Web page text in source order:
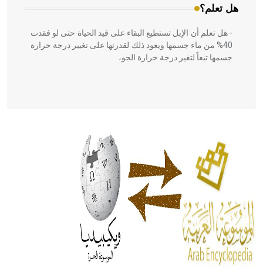
هل تعلم؟
- هل تعلم أن الإبل تستطيع البقاء على قيد الحياة حتى لو فقدت
40% من ماء جسمها ويعود ذلك لقدرتها على تغيير درجة حرارة
جسمها تبعاً لتغير درجة حرارة الجو،
الحكم، الأدلة، تنظيم التغذية، ورسالته في جروح الرأس. ويعود
له الفضل بأنه حرر الطب من الدين والفلسفة.
- هل تعلم أن المرجان إفراز حيواني يتكون في البحر ويتركب
من مادة كربونات الكلسيوم، وهو أحمر أو شديد الحمرة وهو
أجود أنواعه، ويمتاز بكبر الحجم ويسمى الش